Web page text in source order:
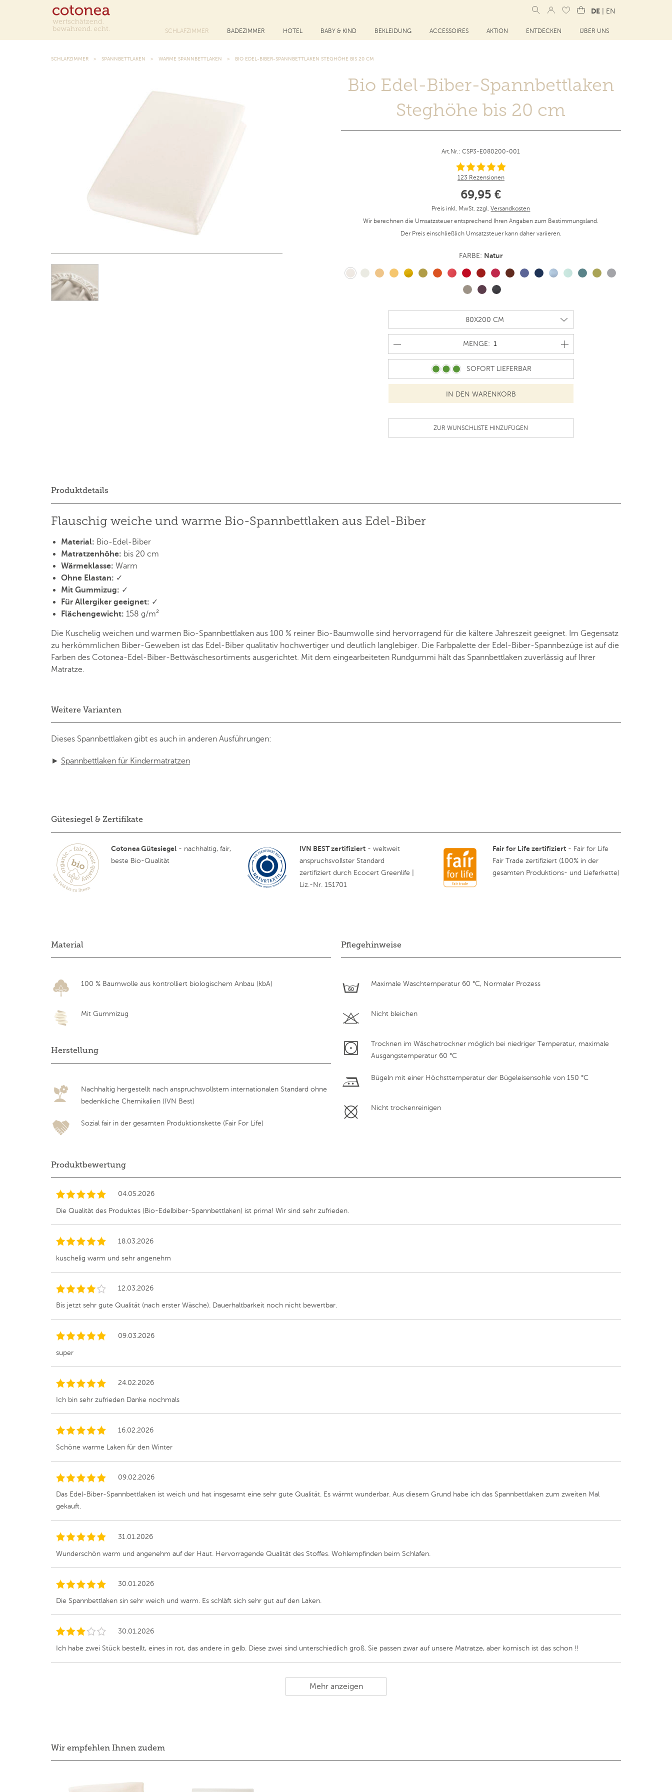
SCHLAFZIMMER BADEZIMMER HOTEL BABY & KIND BEKLEIDUNG ACCESSOIRES AKTION ENTDECKEN ÜBER UNS
DE EN
SCHLAFZIMMER SPANNBETTLAKEN WARME SPANNBETTLAKEN BIO EDEL-BIBER-SPANNBETTLAKEN STEGHÖHE BIS 20 CM
Bio Edel-Biber-Spannbettlaken
Steghöhe bis 20 cm
Art.Nr.: CSP3-E080200-001
123 Rezensionen
69,95 €
Preis inkl. MwSt. zzgl.Versandkosten
Wir berechnen die Umsatzsteuer entsprechend Ihren Angaben zum Bestimmungsland.
Der Preis einschließlich Umsatzsteuer kann daher variieren.
FARBE: Natur
MENGE: MENGE
SOFORT LIEFERBAR
ZUR WUNSCHLISTE HINZUFÜGEN
Produktdetails
Flauschig weiche und warme Bio-Spannbettlaken aus Edel-Biber
Material: Bio-Edel-Biber
Matratzenhöhe: bis 20 cm
Wärmeklasse: Warm
Ohne Elastan: ✓
Mit Gummizug: ✓
Für Allergiker geeignet: ✓
Flächengewicht: 158 g/m²
Die Kuschelig weichen und warmen Bio-Spannbettlaken aus 100 % reiner Bio-Baumwolle sind hervorragend für die kältere Jahreszeit geeignet. Im Gegensatz
zu herkömmlichen Biber-Geweben ist das Edel-Biber qualitativ hochwertiger und deutlich langlebiger. Die Farbpalette der Edel-Biber-Spannbezüge ist auf die
Farben des Cotonea-Edel-Biber-Bettwäschesortiments ausgerichtet. Mit dem eingearbeiteten Rundgummi hält das Spannbettlaken zuverlässig auf Ihrer
Matratze.
Weitere Varianten
Dieses Spannbettlaken gibt es auch in anderen Ausführungen:
► Spannbettlaken für Kindermatratzen
Gütesiegel & Zertifikate
Cotonea Gütesiegel - nachhaltig, fair,
beste Bio-Qualität
IVN BEST zertifiziert- weltweit
anspruchsvollster Standard
zertifiziert durch Ecocert Greenlife |
Liz.-Nr. 151701
Fair for Life zertifiziert - Fair for Life
Fair Trade zertifiziert (100% in der
gesamten Produktions- und Lieferkette)
Material
100 % Baumwolle aus kontrolliert biologischem Anbau (kbA)
Mit Gummizug
Herstellung
Nachhaltig hergestellt nach anspruchsvollstem internationalen Standard ohne
bedenkliche Chemikalien (IVN Best)
Sozial fair in der gesamten Produktionskette (Fair For Life)
Pflegehinweise
Maximale Waschtemperatur 60 °C, Normaler Prozess
Nicht bleichen
Trocknen im Wäschetrockner möglich bei niedriger Temperatur, maximale
Ausgangstemperatur 60 °C
Bügeln mit einer Höchsttemperatur der Bügeleisensohle von 150 °C
Nicht trockenreinigen
Produktbewertung
04.05.2026
Die Qualität des Produktes (Bio-Edelbiber-Spannbettlaken) ist prima! Wir sind sehr zufrieden.
18.03.2026
kuschelig warm und sehr angenehm
12.03.2026
Bis jetzt sehr gute Qualität (nach erster Wäsche). Dauerhaltbarkeit noch nicht bewertbar.
09.03.2026
super
24.02.2026
Ich bin sehr zufrieden Danke nochmals
16.02.2026
Schöne warme Laken für den Winter
09.02.2026
Das Edel-Biber-Spannbettlaken ist weich und hat insgesamt eine sehr gute Qualität. Es wärmt wunderbar. Aus diesem Grund habe ich das Spannbettlaken zum zweiten Mal
gekauft.
31.01.2026
Wunderschön warm und angenehm auf der Haut. Hervorragende Qualität des Stoffes. Wohlempfinden beim Schlafen.
30.01.2026
Die Spannbettlaken sin sehr weich und warm. Es schläft sich sehr gut auf den Laken.
30.01.2026
Ich habe zwei Stück bestellt, eines in rot, das andere in gelb. Diese zwei sind unterschiedlich groß. Sie passen zwar auf unsere Matratze, aber komisch ist das schon !!
Mehr anzeigen
Wir empfehlen Ihnen zudem